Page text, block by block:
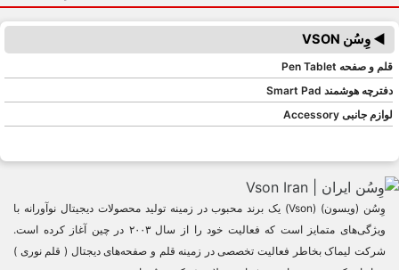
◄ وِسُن VSON
قلم و صفحه Pen Tablet
دفترچه هوشمند Smart Pad
لوازم جانبی Accessory
وِسُن (ویسون) (Vson) یک برند محبوب در زمینه تولید محصولات دیجیتال نوآورانه با
ویژگی‌های متمایز است که فعالیت خود را از سال ۲۰۰۳ در چین آغاز کرده است.
شرکت لیماک بخاطر فعالیت تخصصی در زمینه قلم و صفحه‌های دیجتال ( قلم نوری‌ )